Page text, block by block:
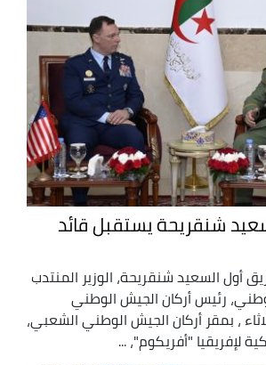
شنقريحة يستقبل قائد
أول السعيد شنقريحة، الوزير المنتدب
رئيس أركان الجيش الوطني
، بمقر أركان الجيش الوطني الشعبي،
لإفريقيا "أفريكوم"، ...